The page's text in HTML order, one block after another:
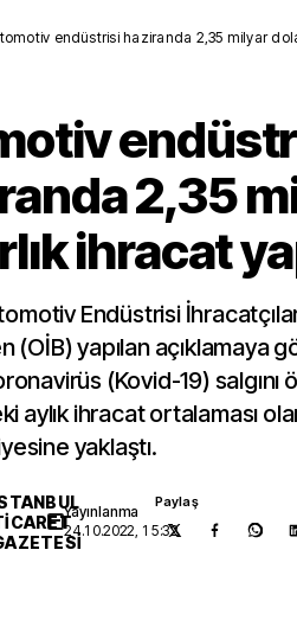
endüstrisi haziranda 2,35 milyar
2,35
ihracat
Endüstrisi
(OİB) yapılan açıklamaya
(Kovid-19) salgını
aylık ihracat ortalaması
yaklaştı.
Yayınlanma
24.10.2022, 15:32
Paylaş